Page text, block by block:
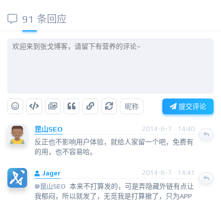
91 条回应
昵称 提交评论
昆山SEO 2014-6-7 · 14:40
反正也不影响用户体验，就给人家留一个吧，免费有
的用，也不容易哈。
Jager
2014-6-7 · 14:41
@ 昆山SEO 本来不打算发的，可是弄隐藏外链有点让
我郁闷，所以就发了，无觅我是打算撤了，只为APP